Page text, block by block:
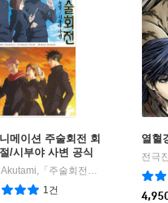
메이션 주술회전 회
/시부야 사변 공식
북
Gege Akutami,「주술회전」제작 위원회 글그림
1건
열혈
전극